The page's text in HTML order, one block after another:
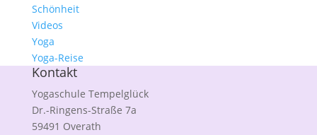
Schönheit
Videos
Yoga
Yoga-Reise
Kontakt
Yogaschule Tempelglück
Dr.-Ringens-Straße 7a
59491 Overath